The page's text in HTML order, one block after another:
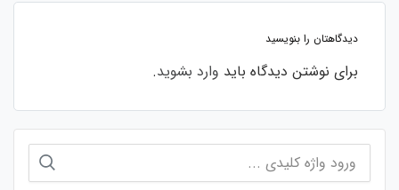
دیدگاهتان را بنویسید
برای نوشتن دیدگاه باید وارد بشوید.
جستجو
برای: